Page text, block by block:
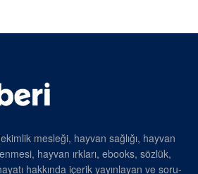
mesleği, hayvan sağlığı, hayvan
hayvan ırkları, ebooks, sözlük,
hakkında içerik yayınlayan ve soru-